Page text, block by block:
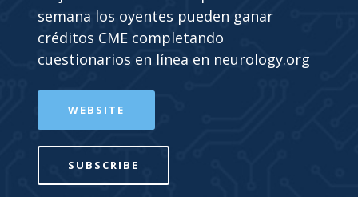
semana los oyentes pueden ganar
créditos CME completando
cuestionarios en línea en neurology.org
WEBSITE
SUBSCRIBE